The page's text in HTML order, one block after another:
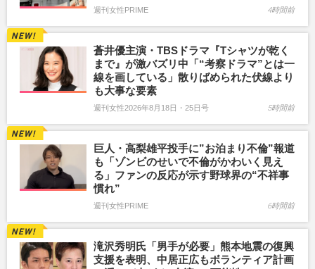
週刊女性PRIME 4時間前
蒼井優主演・TBSドラマ『Tシャツが乾く
まで』が激バズリ中「“考察ドラマ”とは一
線を画している」散りばめられた伏線より
も大事な要素
週刊女性2026年8月18日・25日号 5時間前
巨人・高梨雄平投手に”お泊まり不倫”報道
も「ゾンビのせいで不倫がかわいく見え
る」ファンの反応が示す野球界の“不祥事
慣れ”
週刊女性PRIME 6時間前
滝沢秀明氏「男手が必要」熊本地震の復興
支援を表明、中居正広もボランティア計画